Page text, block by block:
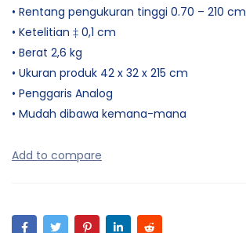
• Rentang pengukuran tinggi 0.70 – 210 cm
• Ketelitian ‡ 0,1 cm
• Berat 2,6 kg
• Ukuran produk 42 x 32 x 215 cm
• Penggaris Analog
• Mudah dibawa kemana-mana